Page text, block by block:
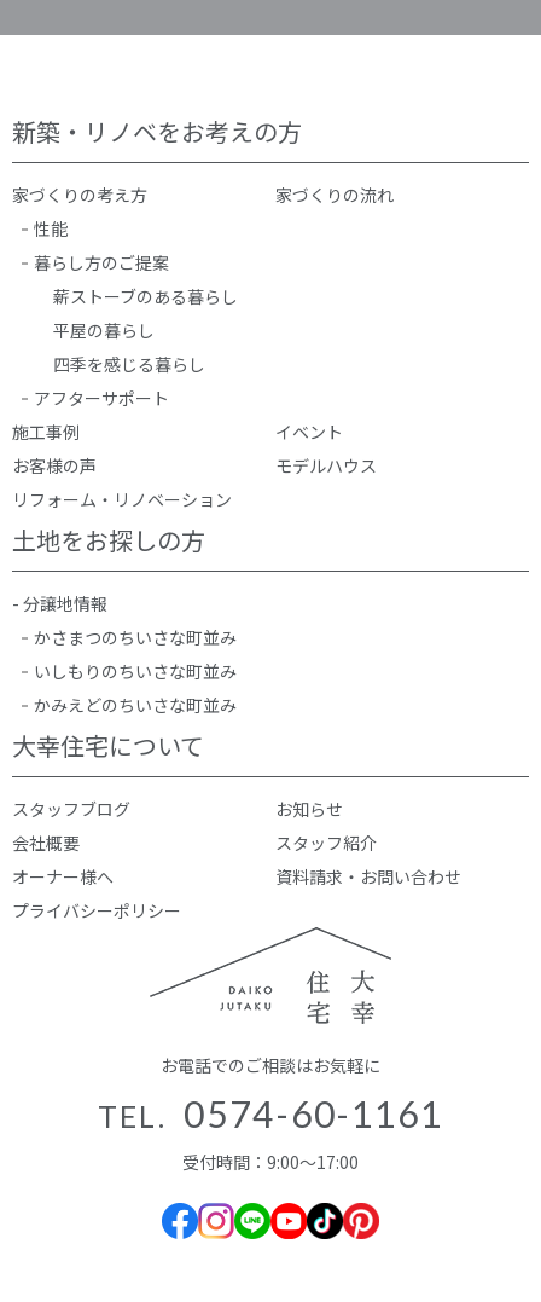
お電話でのご相談はお気軽に
TEL. 0574-60-1161
受付時間：9:00～17:00
新築・リノベをお考えの方
家づくりの考え方
性能
暮らし方のご提案
薪ストーブのある暮らし
平屋の暮らし
四季を感じる暮らし
アフターサポート
家づくりの流れ
施工事例
イベント
お客様の声
モデルハウス
リフォーム・リノベーション
土地をお探しの方
- 分譲地情報
かさまつのちいさな町並み
いしもりのちいさな町並み
かみえどのちいさな町並み
大幸住宅について
スタッフブログ
お知らせ
会社概要
スタッフ紹介
オーナー様へ
資料請求・お問い合わせ
プライバシーポリシー